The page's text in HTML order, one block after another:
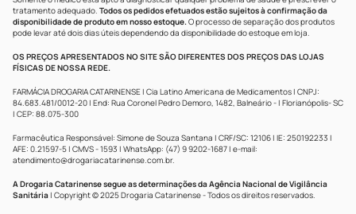
tratamento adequado. Todos os pedidos efetuados estão sujeitos à confirmação da
disponibilidade de produto em nosso estoque.O processo de separação dos produtos
pode levar até dois dias úteis dependendo da disponibilidade do estoque em loja.
OS PREÇOS APRESENTADOS NO SITE SÃO DIFERENTES DOS PREÇOS DAS LOJAS
FÍSICAS DE NOSSA REDE.
FARMÁCIA DROGARIA CATARINENSE | Cia Latino Americana de Medicamentos | CNPJ:
84.683.481/0012-20 | End: Rua Coronel Pedro Demoro, 1482, Balneário - | Florianópolis- SC
| CEP: 88.075-300
Farmacêutica Responsável: Simone de Souza Santana | CRF/SC: 12106 | IE: 250192233 |
AFE: 0.21597-5 | CMVS - 1593 | WhatsApp: (47) 9 9202-1687 | e-mail:
atendimento@drogariacatarinense.com.br.
A Drogaria Catarinense segue as determinações da Agência Nacional de Vigilância
Sanitária | Copyright © 2025 Drogaria Catarinense - Todos os direitos reservados.